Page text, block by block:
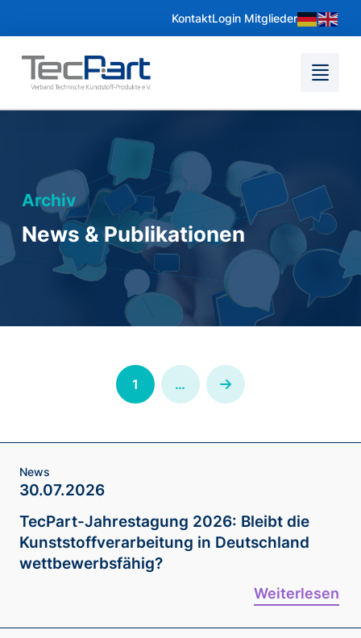
KontaktLogin Mitglieder
Archiv
News & Publikationen
1 … Next
News
30.07.2026
TecPart-Jahrestagung 2026: Bleibt die
Kunststoffverarbeitung in Deutschland
wettbewerbsfähig?
Weiterlesen